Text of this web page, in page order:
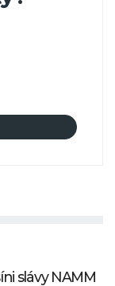
slávy NAMM